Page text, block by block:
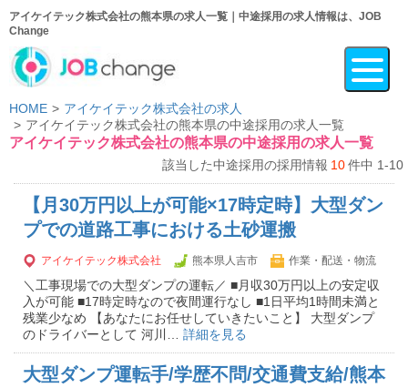
アイケイテック株式会社の熊本県の求人一覧｜中途採用の求人情報は、JOB
Change
HOME
アイケイテック株式会社の求人
アイケイテック株式会社の熊本県の中途採用の求人一覧
アイケイテック株式会社の熊本県の中途採用の求人一覧
該当した中途採用の採用情報 10件中 1-10
【月30万円以上が可能×17時定時】大型ダン
プでの道路工事における土砂運搬
アイケイテック株式会社 熊本県人吉市 作業・配送・物流
＼工事現場での大型ダンプの運転／ ■月収30万円以上の安定収
入が可能 ■17時定時なので夜間運行なし ■1日平均1時間未満と
残業少なめ 【あなたにお任せしていきたいこと】 大型ダンプ
のドライバーとして 河川… 詳細を見る
大型ダンプ運転手/学歴不問/交通費支給/熊本